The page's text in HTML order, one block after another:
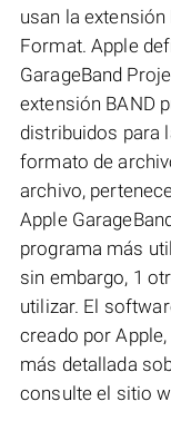
usan la extensión
Format. Apple
GarageBand
extensión BAND
distribuidos para
formato de
archivo,
Apple
programa más
sin embargo, 1
utilizar. El
creado por
más detallada
consulte el sitio